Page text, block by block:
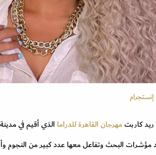
كاربتمهرجان القاهرة للدراما الذي أقيم في
البحث وتفاعل معها عدد كبير من النجوم